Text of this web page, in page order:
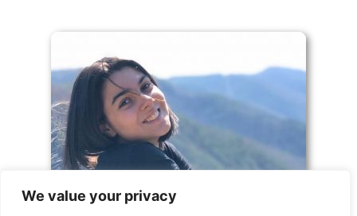
We value your privacy